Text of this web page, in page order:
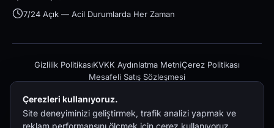
7/24 Açık — Acil Durumlarda Her Zaman
Gizlilik PolitikasıKVKK Aydınlatma MetniÇerez Politikası
Mesafeli Satış Sözleşmesi
Çerezleri kullanıyoruz.
Site deneyiminizi geliştirmek, trafik analizi yapmak ve
reklam performansını ölçmek için çerez kullanıyoruz.